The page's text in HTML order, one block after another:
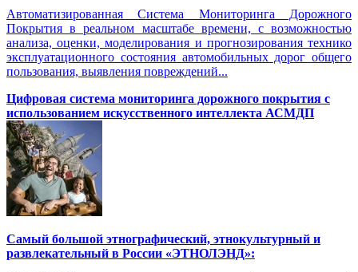
Автоматизированная Система Мониторинга Дорожного
Покрытия в реальном масштабе времени, с возможностью
анализа, оценки, моделирования и прогнозирования технико
эксплуатационного состояния автомобильных дорог общего
пользования, выявления повреждений...
Цифровая система мониторинга дорожного покрытия с
использованием искусственного интеллекта АСМДП
Самый большой этнографический, этнокультурный и
развлекательный в России «ЭТНОЛЭНД»: